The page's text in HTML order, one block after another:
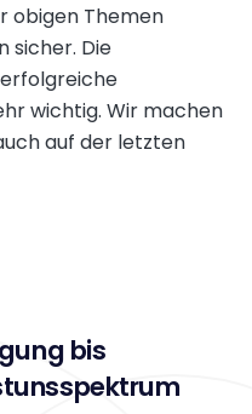
obigen Themen
sicher. Die
wichtig. Wir machen
auf der letzten
bis